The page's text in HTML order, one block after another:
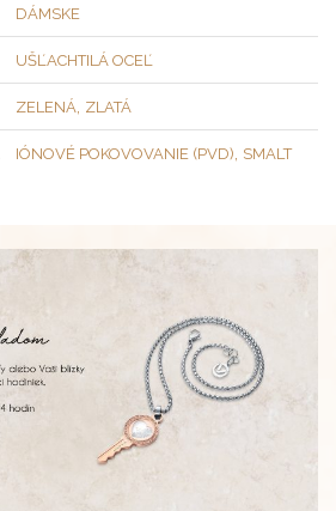
DÁMSKE
UŠĽACHTILÁ OCEĽ
ZELENÁ ZLATÁ
IÓNOVÉ POKOVOVANIE (PVD) SMALT